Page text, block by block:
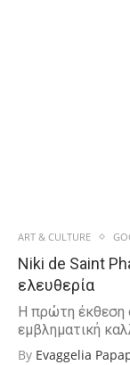
ART & CULTURE
Niki de Saint
ελευθερία
Η πρώτη έκθεση
εμβληματική
By Evaggelia